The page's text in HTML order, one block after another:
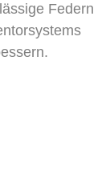
Federn